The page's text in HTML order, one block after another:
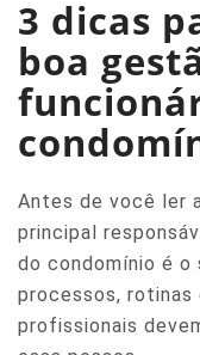
3 dicas
boa
Antes de você ler
principal
do condomínio é o
processos, rotinas
profissionais